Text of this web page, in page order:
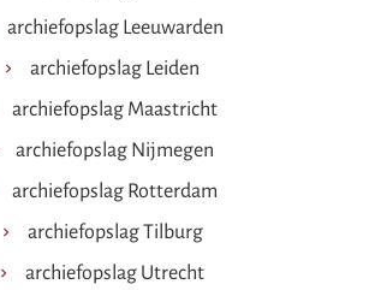
archiefopslag Leeuwarden
archiefopslag Leiden
archiefopslag Maastricht
archiefopslag Nijmegen
archiefopslag Rotterdam
archiefopslag Tilburg
archiefopslag Utrecht